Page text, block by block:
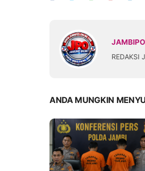
REDAKSI
ANDA MUNGKIN